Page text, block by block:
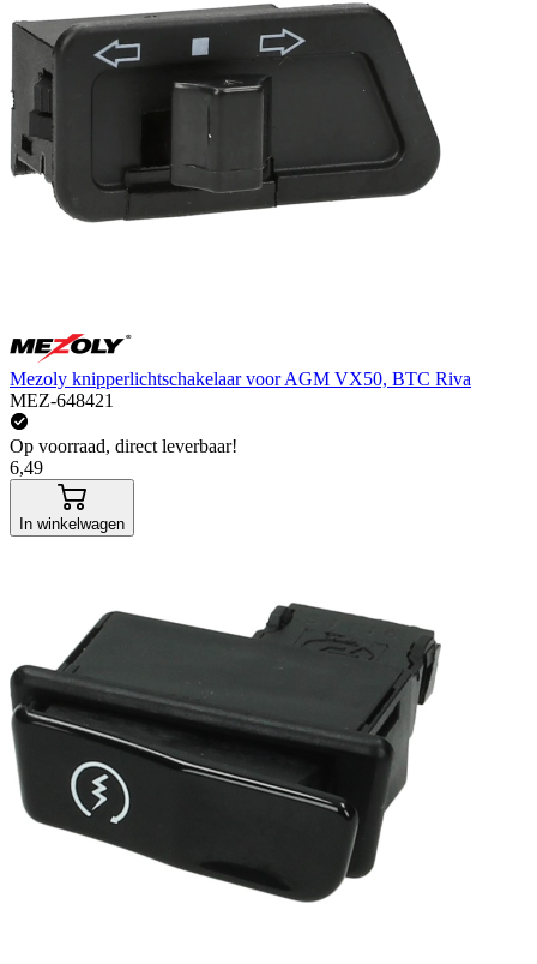
Mezoly knipperlichtschakelaar voor AGM VX50, BTC Riva
MEZ-648421
Op voorraad, direct leverbaar!
6,49
In winkelwagen